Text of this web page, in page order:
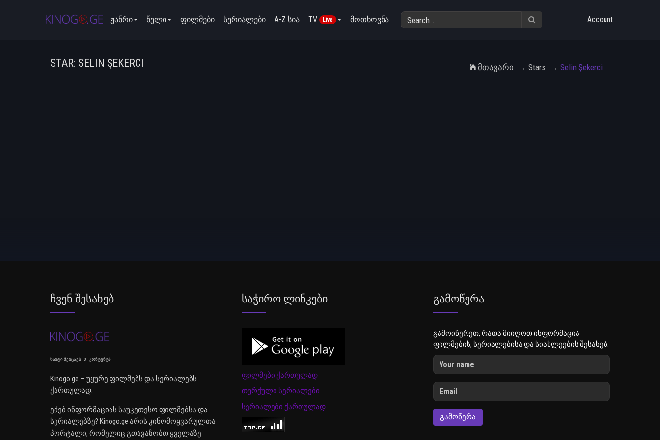
ჟანრი წელი ფილმები სერიალები A-Z სია TV Live მოთხოვნა Account
STAR: SELIN ŞEKERCI Მთავარი Stars Selin Şekerci
Ჩვენ Შესახებ
საიტი შეიცავს 18+ კონტენტს
Kinogo.ge — უყურე ფილმებს და სერიალებს
ქართულად.
ეძებ ინფორმაციას საუკეთესო ფილმებსა და
სერიალებზე? Kinogo.ge არის კინომოყვარულთა
პორტალი, რომელიც გთავაზობთ ყველაზე
Საჭირო Ლინკები
ფილმები ქართულად
თურქული სერიალები
სერიალები ქართულად
Გამოწერა
გამოიწერეთ, რათა მიიღოთ ინფორმაცია
ფილმების, სერიალებისა და სიახლეების შესახებ.
ᲒᲐᲛᲝᲬᲔᲠᲐ